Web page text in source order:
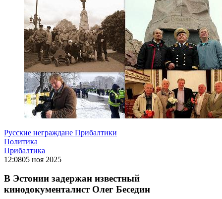
Русские неграждане Прибалтики
Политика
Прибалтика
12:0805 ноя 2025
В Эстонии задержан известный
кинодокументалист Олег Беседин